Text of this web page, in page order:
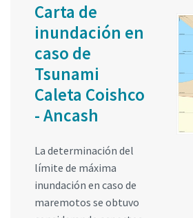
Carta de
inundación en
caso de
Tsunami
Caleta Coishco
- Ancash
La determinación del
límite de máxima
inundación en caso de
maremotos se obtuvo